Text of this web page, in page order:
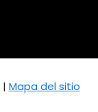
| Mapa del sitio